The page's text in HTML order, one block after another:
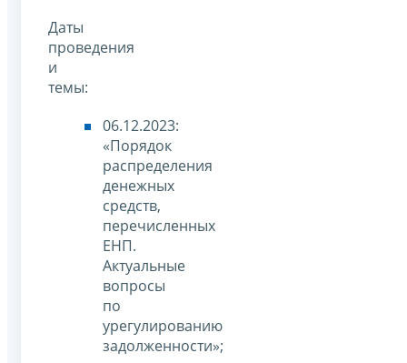
Даты
проведения
и
темы:
06.12.2023:
«Порядок
распределения
денежных
средств,
перечисленных
ЕНП.
Актуальные
вопросы
по
урегулированию
задолженности»;